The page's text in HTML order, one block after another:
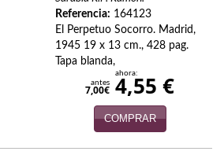
Referencia: 164123
El Perpetuo Socorro. Madrid,
1945 19 x 13 cm., 428 pag.
Tapa blanda,
antes
7,00€
ahora:
4,55 €
COMPRAR